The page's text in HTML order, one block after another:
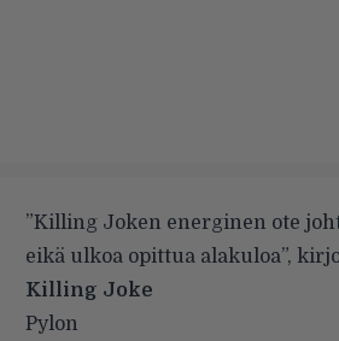
”Killing Joken energinen ote
eikä ulkoa opittua alakuloa”,
Killing Joke
Pylon